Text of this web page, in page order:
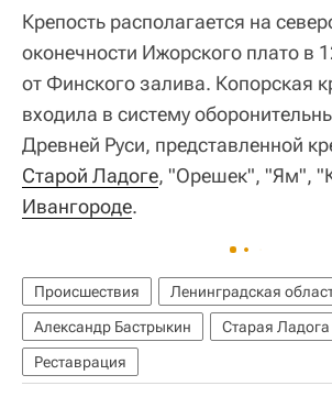
Крепость располагается на
оконечности Ижорского плато в
от Финского залива. Копорская
входила в систему
Древней Руси, представленной
Старой Ладоге, "Орешек", "Ям",
Ивангороде.
Происшествия
Ленинградская
Александр Бастрыкин
Старая Ладога
Реставрация